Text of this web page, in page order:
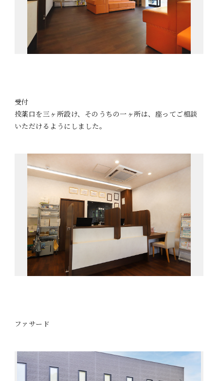
受付
投薬口を三ヶ所設け、そのうちの一ヶ所は、座ってご相談
いただけるようにしました。
ファサード